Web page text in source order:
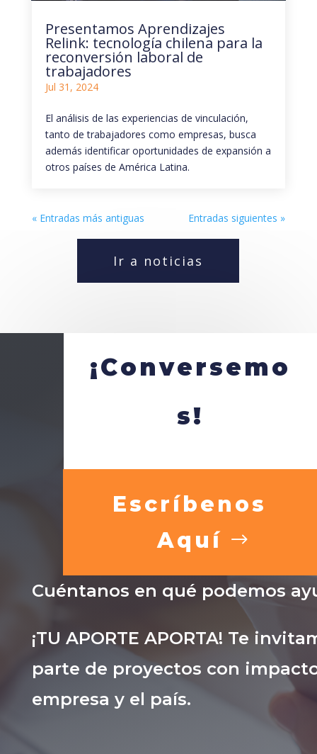
Presentamos Aprendizajes
Relink: tecnología chilena para la
reconversión laboral de
trabajadores
Jul 31, 2024
El análisis de las experiencias de vinculación,
tanto de trabajadores como empresas, busca
además identificar oportunidades de expansión a
otros países de América Latina.
« Entradas más antiguas Entradas siguientes »
Ir a noticias
¡Conversemo
s!
Escríbenos
Aquí
Cuéntanos en qué podemos
¡TU APORTE APORTA! Te
parte de proyectos con
empresa y el país.